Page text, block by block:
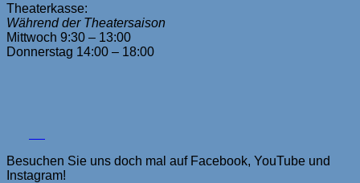
Theaterkasse:
Während der Theatersaison
Mittwoch 9:30 – 13:00
Donnerstag 14:00 – 18:00
Besuchen Sie uns doch mal auf Facebook, YouTube und
Instagram!